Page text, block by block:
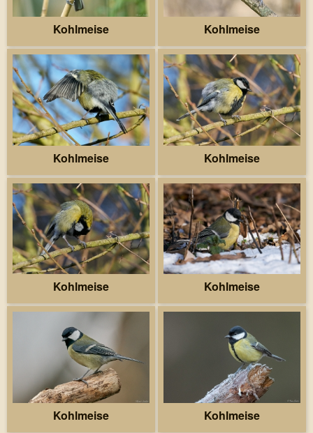
Kohlmeise Kohlmeise
Kohlmeise Kohlmeise
Kohlmeise Kohlmeise
Kohlmeise Kohlmeise